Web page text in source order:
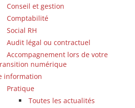
Conseil et gestion
Comptabilité
Social RH
Audit légal ou contractuel
Accompagnement lors de votre
numérique
information
Pratique
Toutes les actualités